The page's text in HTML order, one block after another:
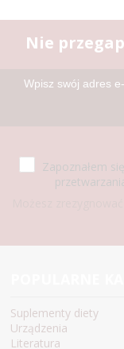
Nie
Zapoznałem
Suplementy diety
Urządzenia
Literatura